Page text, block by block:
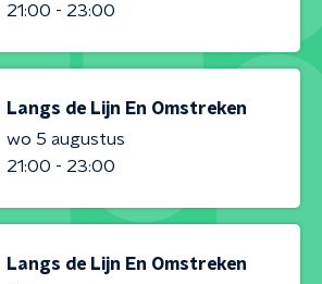
21:00 - 23:00
Langs de Lijn En Omstreken
wo 5 augustus
21:00 - 23:00
Langs de Lijn En Omstreken